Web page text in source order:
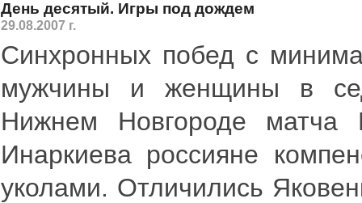
День десятый. Игры под дождем
29.08.2007 г.
Синхронных побед с
мужчины и женщины в
Нижнем Новгороде матча
Инаркиева россияне
уколами. Отличились